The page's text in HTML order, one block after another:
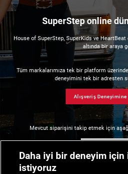
SuperStep online
House of SuperStep, SuperKids ve
altında bir araya
Tüm markalarımıza tek bir platform
deneyimini tek bir adresten
Alışveriş Deneyimine
Mevcut siparişini takip etmek için
Daha iyi bir deneyim
istiyoruz